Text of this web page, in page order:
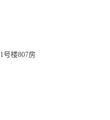
1号楼807房